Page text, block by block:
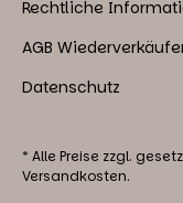
Rechtliche
AGB
Datenschutz
* Alle Preise zzgl.
Versandkosten.